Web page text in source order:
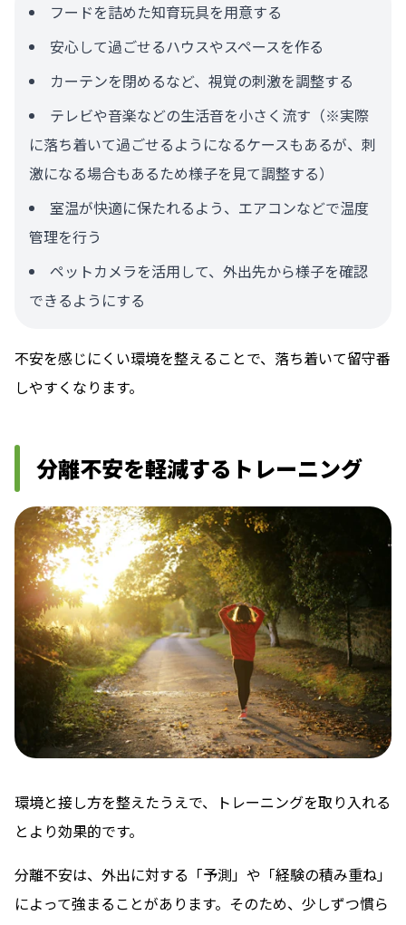
フードを詰めた知育玩具を用意する
安心して過ごせるハウスやスペースを作る
カーテンを閉めるなど、視覚の刺激を調整する
テレビや音楽などの生活音を小さく流す（※実際
に落ち着いて過ごせるようになるケースもあるが、刺
激になる場合もあるため様子を見て調整する）
室温が快適に保たれるよう、エアコンなどで温度
管理を行う
ペットカメラを活用して、外出先から様子を確認
できるようにする
不安を感じにくい環境を整えることで、落ち着いて留守番
しやすくなります。
分離不安を軽減するトレーニング
環境と接し方を整えたうえで、トレーニングを取り入れる
とより効果的です。
分離不安は、外出に対する「予測」や「経験の積み重ね」
によって強まることがあります。そのため、少しずつ慣ら